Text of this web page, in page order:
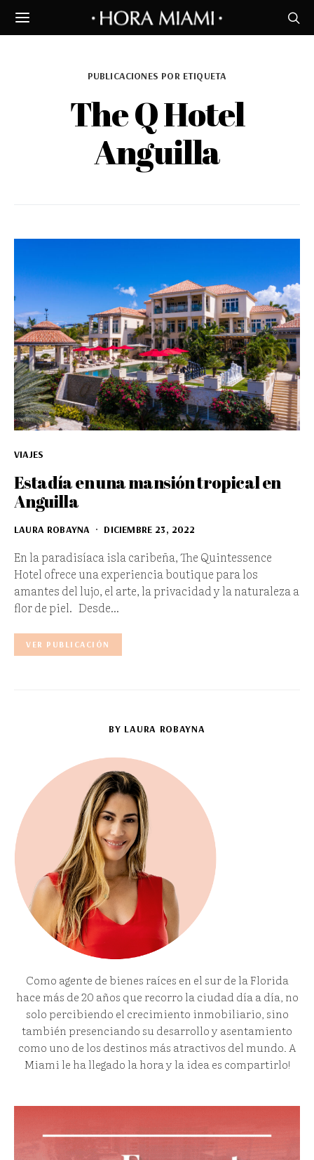
PUBLICACIONES POR ETIQUETA
The Q Hotel
Anguilla
VIAJES
Estadía en una mansión tropical en
Anguilla
LAURA ROBAYNA DICIEMBRE 23, 2022
En la paradisíaca isla caribeña, The Quintessence
Hotel ofrece una experiencia boutique para los
amantes del lujo, el arte, la privacidad y la naturaleza a
flor de piel. Desde…
VER PUBLICACIÓN
BY LAURA ROBAYNA
Como agente de bienes raíces en el sur de la Florida
hace más de 20 años que recorro la ciudad día a día, no
solo percibiendo el crecimiento inmobiliario, sino
también presenciando su desarrollo y asentamiento
como uno de los destinos más atractivos del mundo. A
Miami le ha llegado la hora y la idea es compartirlo!